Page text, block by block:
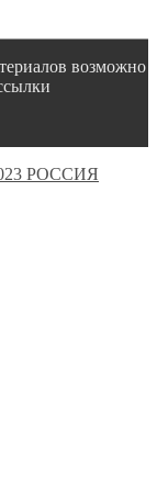
возможно
РОССИЯ